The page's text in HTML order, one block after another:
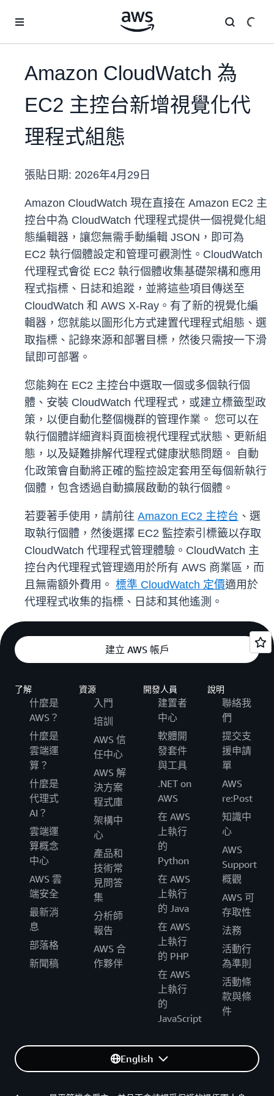
Amazon CloudWatch 為
EC2 主控台新增視覺化代
理程式組態
張貼日期: 2026年4月29日
Amazon CloudWatch 現在直接在 Amazon EC2 主
控台中為 CloudWatch 代理程式提供一個視覺化組
態編輯器，讓您無需手動編輯 JSON，即可為
EC2 執行個體設定和管理可觀測性。CloudWatch
代理程式會從 EC2 執行個體收集基礎架構和應用
程式指標、日誌和追蹤，並將這些項目傳送至
CloudWatch 和 AWS X-Ray。有了新的視覺化編
輯器，您就能以圖形化方式建置代理程式組態、選
取指標、記錄來源和部署目標，然後只需按一下滑
鼠即可部署。
您能夠在 EC2 主控台中選取一個或多個執行個
體、安裝 CloudWatch 代理程式，或建立標籤型政
策，以便自動化整個機群的管理作業。 您可以在
執行個體詳細資料頁面檢視代理程式狀態、更新組
態，以及疑難排解代理程式健康狀態問題。 自動
化政策會自動將正確的監控設定套用至每個新執行
個體，包含透過自動擴展啟動的執行個體。
若要著手使用，請前往 Amazon EC2 主控台 、選
取執行個體，然後選擇 EC2 監控索引標籤以存取
CloudWatch 代理程式管理體驗。CloudWatch 主
控台內代理程式管理適用於所有 AWS 商業區，而
且無需額外費用。 標準 CloudWatch 定價適用於
代理程式收集的指標、日誌和其他遙測。
建立 AWS 帳戶
了解
什麼是
AWS？
什麼是
雲端運
算？
什麼是
代理式
AI？
雲端運
算概念
中心
AWS 雲
端安全
最新消
息
部落格
新聞稿
資源
入門
培訓
AWS 信
任中心
AWS 解
決方案
程式庫
架構中
心
產品和
技術常
見問答
集
分析師
報告
AWS 合
作夥伴
開發人員
建置者
中心
軟體開
發套件
與工具
.NET on
AWS
在 AWS
上執行
的
Python
在 AWS
上執行
的 Java
在 AWS
上執行
的 PHP
在 AWS
上執行
的
JavaScript
說明
聯絡我
們
提交支
援申請
單
AWS
re:Post
知識中
心
AWS
Support
概觀
AWS 可
存取性
法務
活動行
為準則
活動條
款與條
件
English